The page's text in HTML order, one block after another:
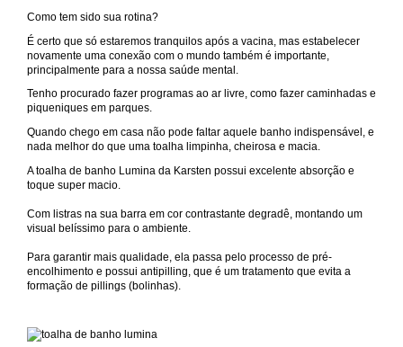
Como tem sido sua rotina? ⠀ ⠀
É certo que só estaremos tranquilos após a vacina, mas estabelecer
novamente uma conexão com o mundo também é importante,
principalmente para a nossa saúde mental. ⠀ ⠀ ⠀
Tenho procurado fazer programas ao ar livre, como fazer caminhadas e
piqueniques em parques. ⠀ ⠀
Quando chego em casa não pode faltar aquele banho indispensável, e
nada melhor do que uma toalha limpinha, cheirosa e macia.
A toalha de banho Lumina da Karsten possui excelente absorção e
toque super macio. ⠀⠀
Com listras na sua barra em cor contrastante degradê, montando um
visual belíssimo para o ambiente.⠀⠀
Para garantir mais qualidade, ela passa pelo processo de pré-
encolhimento e possui antipilling, que é um tratamento que evita a
formação de pillings (bolinhas).⠀